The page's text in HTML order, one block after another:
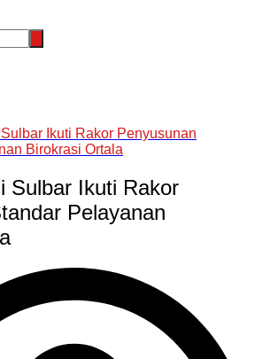
Ikuti Rakor Penyusunan
Birokrasi Ortala
Sulbar Ikuti Rakor
Pelayanan